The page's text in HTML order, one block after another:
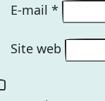
E-mail *
Site web